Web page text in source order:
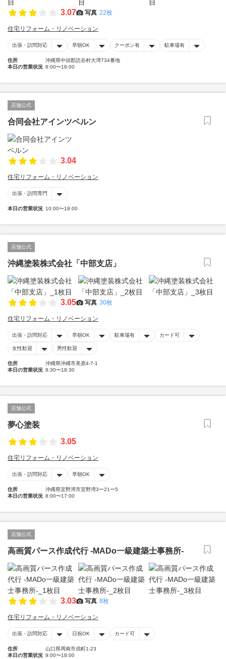
3.07 写真 22枚
住宅リフォーム・リノベーション
出張・訪問対応 早朝OK クーポン有 駐車場有
住所
沖縄県中頭郡読谷村大湾734番地
本日の営業状況 8:00〜18:00
店舗公式
合同会社アインツベルン
3.04
住宅リフォーム・リノベーション
出張・訪問専門
本日の営業状況 10:00〜18:00
店舗公式
沖縄塗装株式会社「中部支店」
3.05 写真 30枚
住宅リフォーム・リノベーション
出張・訪問対応 早朝OK 駐車場有 カード可
女性歓迎 男性歓迎
住所
沖縄県沖縄市美原4-7-1
本日の営業状況 8:30〜18:30
店舗公式
夢心塗装
3.05
住宅リフォーム・リノベーション
出張・訪問対応 早朝OK
住所
沖縄県宜野湾市宜野湾3ー21ー5
本日の営業状況 8:00〜17:00
店舗公式
高画質パース作成代行 -MADo一級建築士事務所-
3.03 写真 8枚
住宅リフォーム・リノベーション
出張・訪問対応 日祝OK カード可
住所
山口県周南市戎町1-23
本日の営業状況 9:00〜18:00